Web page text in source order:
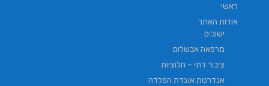
ראשי
אודות האתר
ישובים
מרפאה אבשלום
ציבור דתי – חלוציות
אנדרטת אוגדת הפלדה